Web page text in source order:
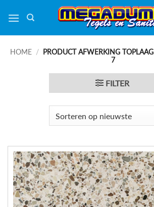
naar
HOME / PRODUCT AFWERKING TOPLAAG
7
FILTER